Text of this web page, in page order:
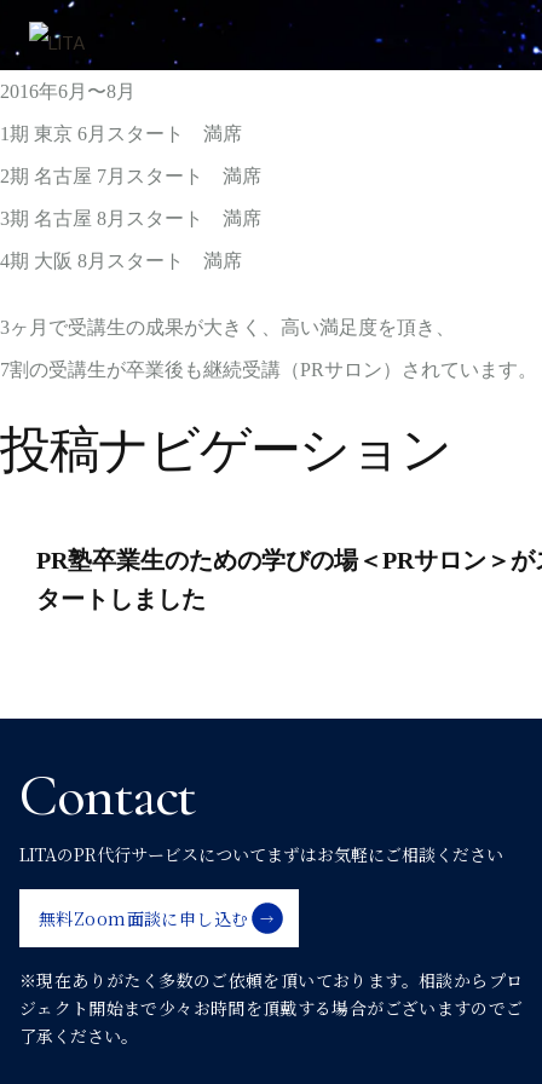
2016年6月〜8月
1期 東京 6月スタート 満席
2期 名古屋 7月スタート 満席
3期 名古屋 8月スタート 満席
4期 大阪 8月スタート 満席
3ヶ月で受講生の成果が大きく、高い満足度を頂き、
7割の受講生が卒業後も継続受講（PRサロン）されています。
投稿ナビゲーション
PR塾卒業生のための学びの場＜PRサロン＞が
タートしました
Contact
LITAのPR代行サービスについてまずはお気軽にご相談ください
無料Zoom面談に申し込む
※現在ありがたく多数のご依頼を頂いております。相談からプロ
ジェクト開始まで少々お時間を頂戴する場合がございますのでご
了承ください。